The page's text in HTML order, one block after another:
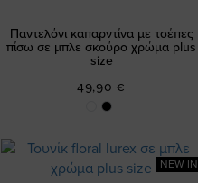
Παντελόνι καπαρντίνα με τσέπες
πίσω σε μπλε σκούρο χρώμα plus
size
49,90 €
NEW IN